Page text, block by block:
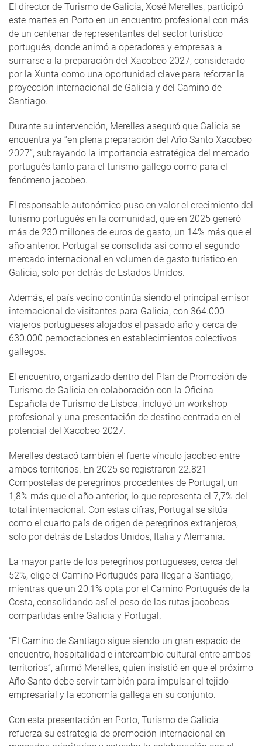
El director de Turismo de Galicia, Xosé Merelles, participó
este martes en Porto en un encuentro profesional con más
de un centenar de representantes del sector turístico
portugués, donde animó a operadores y empresas a
sumarse a la preparación del Xacobeo 2027, considerado
por la Xunta como una oportunidad clave para reforzar la
proyección internacional de Galicia y del Camino de
Santiago.
Durante su intervención, Merelles aseguró que Galicia se
encuentra ya “en plena preparación del Año Santo Xacobeo
2027”, subrayando la importancia estratégica del mercado
portugués tanto para el turismo gallego como para el
fenómeno jacobeo.
El responsable autonómico puso en valor el crecimiento del
turismo portugués en la comunidad, que en 2025 generó
más de 230 millones de euros de gasto, un 14% más que el
año anterior. Portugal se consolida así como el segundo
mercado internacional en volumen de gasto turístico en
Galicia, solo por detrás de Estados Unidos.
Además, el país vecino continúa siendo el principal emisor
internacional de visitantes para Galicia, con 364.000
viajeros portugueses alojados el pasado año y cerca de
630.000 pernoctaciones en establecimientos colectivos
gallegos.
El encuentro, organizado dentro del Plan de Promoción de
Turismo de Galicia en colaboración con la Oficina
Española de Turismo de Lisboa, incluyó un workshop
profesional y una presentación de destino centrada en el
potencial del Xacobeo 2027.
Merelles destacó también el fuerte vínculo jacobeo entre
ambos territorios. En 2025 se registraron 22.821
Compostelas de peregrinos procedentes de Portugal, un
1,8% más que el año anterior, lo que representa el 7,7% del
total internacional. Con estas cifras, Portugal se sitúa
como el cuarto país de origen de peregrinos extranjeros,
solo por detrás de Estados Unidos, Italia y Alemania.
La mayor parte de los peregrinos portugueses, cerca del
52%, elige el Camino Portugués para llegar a Santiago,
mientras que un 20,1% opta por el Camino Portugués de la
Costa, consolidando así el peso de las rutas jacobeas
compartidas entre Galicia y Portugal.
“El Camino de Santiago sigue siendo un gran espacio de
encuentro, hospitalidad e intercambio cultural entre ambos
territorios”, afirmó Merelles, quien insistió en que el próximo
Año Santo debe servir también para impulsar el tejido
empresarial y la economía gallega en su conjunto.
Con esta presentación en Porto, Turismo de Galicia
refuerza su estrategia de promoción internacional en